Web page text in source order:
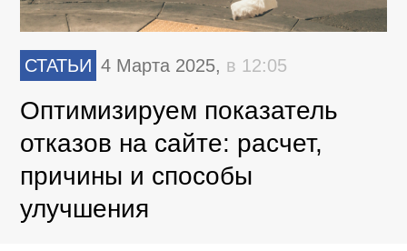
СТАТЬИ 4 Марта 2025, в 12:05
Оптимизируем показатель
отказов на сайте: расчет,
причины и способы
улучшения